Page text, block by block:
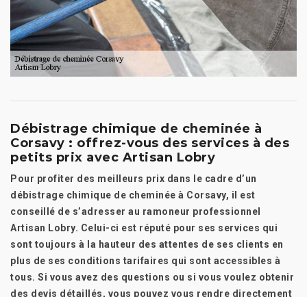
Débistrage chimique de cheminée à
Corsavy : offrez-vous des services à des
petits prix avec Artisan Lobry
Pour profiter des meilleurs prix dans le cadre d’un
débistrage chimique de cheminée à Corsavy, il est
conseillé de s’adresser au ramoneur professionnel
Artisan Lobry. Celui-ci est réputé pour ses services qui
sont toujours à la hauteur des attentes de ses clients en
plus de ses conditions tarifaires qui sont accessibles à
tous. Si vous avez des questions ou si vous voulez obtenir
des devis détaillés, vous pouvez vous rendre directement